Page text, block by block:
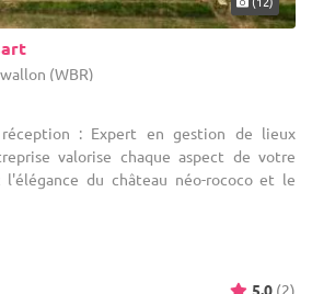
(WBR)
: Expert en gestion de lieux
valorise chaque aspect de votre
l'élégance du château néo-rococo et le
5.0 (2)